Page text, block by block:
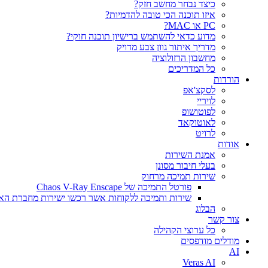
כיצד נבחר מחשב חזק?
איזו תוכנה הכי טובה להדמיות?‎‎
PC או MAC?
מדוע כדאי להשתמש ברישיון תוכנה חוקי?
מדריך איתור גוון צבע מדויק
מחשבון הרזולוציה
כל המדריכים
הורדות
לסקצ'אפ
לויריי
לפוטושופ
לאוטוקאד
לרויט
אודות
אמנת השירות
בעלי חיבור מסונן
שירות תמיכה מרחוק
פורטל התמיכה של Chaos V-Ray Enscape
שירות ותמיכה ללקוחות אשר רכשו ישירות מחברת
הבלוג
צור קשר
כל ערוצי הקהילה
מודלים מודפסים
AI
Veras AI